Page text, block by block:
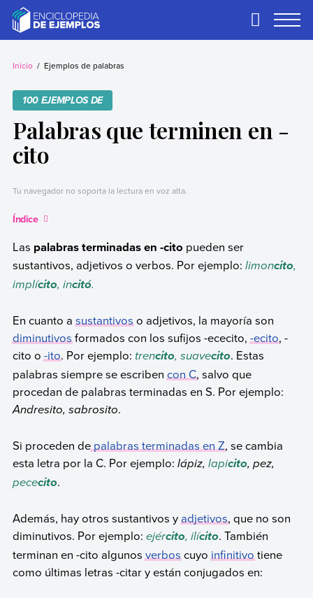
contentEjemplos
Necesitas ejemplos.
Primary
Inicio Ejemplos de palabras
100 EJEMPLOS DE
Palabras que terminen en -
cito
Tu navegador no soporta la lectura en voz alta.
Índice
Las palabras terminadas en -cito pueden ser
sustantivos, adjetivos o verbos. Por ejemplo: limoncito,
implícito, incitó.
En cuanto asustantivoso adjetivos, la mayoría son
diminutivosformados con los sufijos -ececito,-ecito, -
cito o-ito. Por ejemplo: trencito, suavecito. Estas
palabras siempre se escribencon C, salvo que
procedan de palabras terminadas en S. Por ejemplo:
Andresito, sabrosito.
Si proceden depalabras terminadas en Z, se cambia
esta letra por la C. Por ejemplo: lápiz, lapicito, pez,
pececito.
Además, hay otros sustantivos yadjetivos, que no son
diminutivos. Por ejemplo: ejército, ilícito. También
terminan en -cito algunosverboscuyoinfinitivotiene
como últimas letras -citar y están conjugados en: